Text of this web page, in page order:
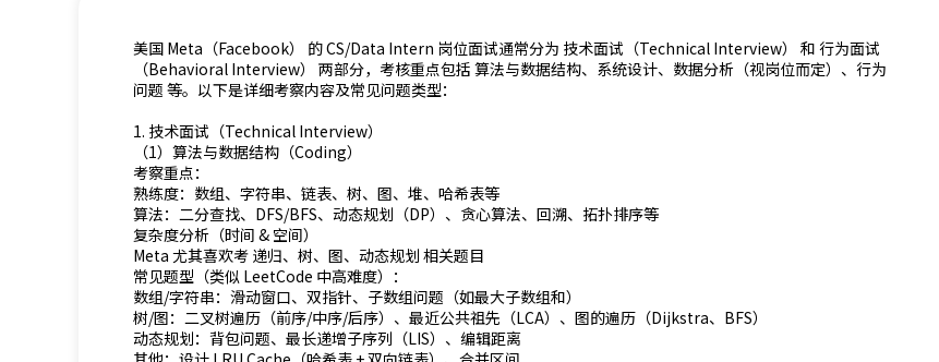
美国 Meta（Facebook） 的 CS/Data Intern 岗位面试通常分为 技术面试（Technical Interview） 和 行为面试
（Behavioral Interview） 两部分，考核重点包括 算法与数据结构、系统设计、数据分析（视岗位而定）、行为
问题 等。以下是详细考察内容及常见问题类型：
1. 技术面试（Technical Interview）
（1）算法与数据结构（Coding）
考察重点：
熟练度：数组、字符串、链表、树、图、堆、哈希表等
算法：二分查找、DFS/BFS、动态规划（DP）、贪心算法、回溯、拓扑排序等
复杂度分析（时间 & 空间）
Meta 尤其喜欢考 递归、树、图、动态规划 相关题目
常见题型（类似 LeetCode 中高难度）：
数组/字符串：滑动窗口、双指针、子数组问题（如最大子数组和）
树/图：二叉树遍历（前序/中序/后序）、最近公共祖先（LCA）、图的遍历（Dijkstra、BFS）
动态规划：背包问题、最长递增子序列（LIS）、编辑距离